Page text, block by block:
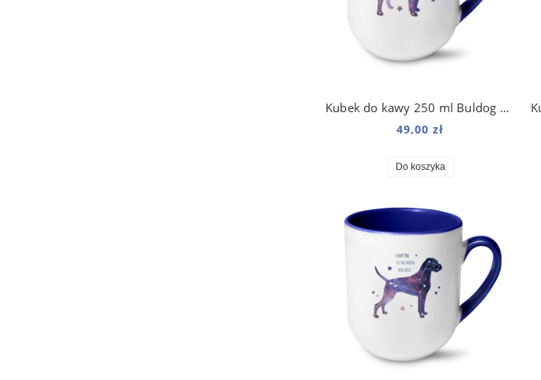
Kubek do kawy 250 ml Buldog Angielski Kosmo
49,00 zł
Do koszyka